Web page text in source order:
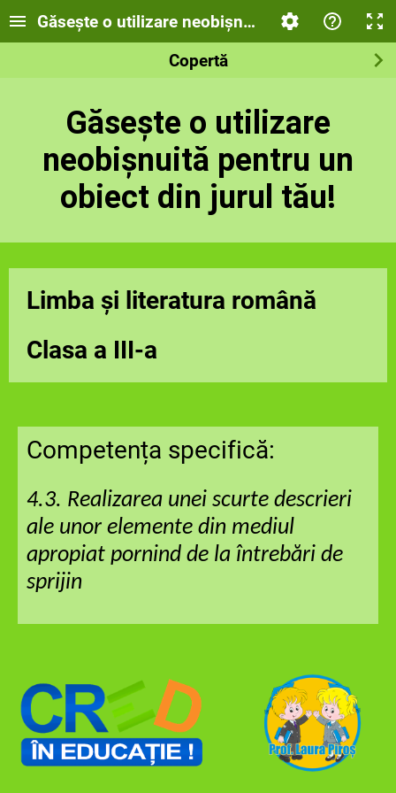
Găsește o utilizare neobișnuită pentru un
Copertă
Găsește o utilizare
neobișnuită pentru un
obiect din jurul tău!
Limba și literatura română
Clasa a III-a
Competența specifică:
4.3. Realizarea unei scurte descrieri
ale unor elemente din mediul
apropiat pornind de la întrebări de
sprijin